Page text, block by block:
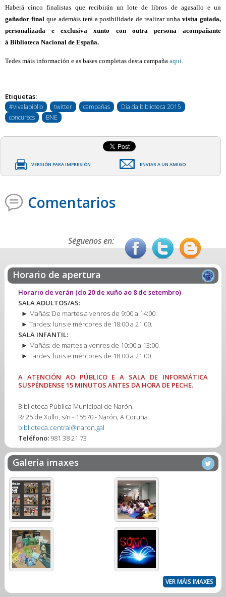
Haberá cinco finalistas que recibirán un lote de libros de agasallo e un
gañador finalque ademáis terá a posibilidade de realizar unhavisita guiada,
personalizada e exclusiva xunto con outra persona acompañante
á Biblioteca Nacional de España.
Tedes máis información e as bases completas desta campaña aquí.
Etiquetas:
#vivalabiblio twitter campañas
Día da biblioteca 2015
concursos
BNE
VERSIÓN PARA IMPRESIÓN ENVIAR A UN AMIGO
Comentarios
Séguenos en:
Horario de apertura
Horario de verán (do 20 de xuño ao 8 de setembro)
SALA ADULTOS/AS:
► Mañás: De martes a venres de 9:00 a 14:00.
► Tardes: luns e mércores de 18:00 a 21:00.
SALA INFANTIL:
► Mañás: de martes a venres de 10:00 a 13:00.
► Tardes: luns e mércores de 18:00 a 21:00.
A ATENCIÓN AO PÚBLICO E A SALA DE INFORMÁTICA
SUSPÉNDENSE 15 MINUTOS ANTES DA HORA DE PECHE.
Biblioteca Pública Municipal de Narón.
R/ 25 de Xullo, s/n - 15570 - Narón, A Coruña
biblioteca.central@naron.gal
Teléfono:981 38 21 73
Galería imaxes
VER MÁIS IMAXES